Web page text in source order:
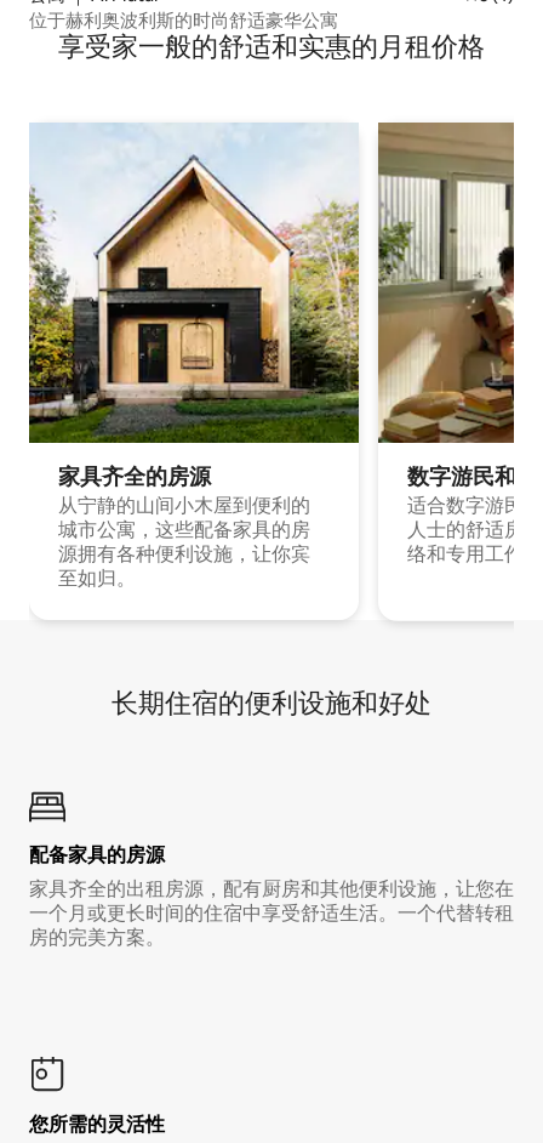
位于赫利奥波利斯的时尚舒适豪华公寓
享受家一般的舒适和实惠的月租价格
家具齐全的房源
从宁静的山间小木屋到便利的
城市公寓，这些配备家具的房
源拥有各种便利设施，让你宾
至如归。
数字游民和
适合数字游民
人士的舒适房
络和专用工作
长期住宿的便利设施和好处
配备家具的房源
家具齐全的出租房源，配有厨房和其他便利设施，让您在
一个月或更长时间的住宿中享受舒适生活。一个代替转租
房的完美方案。
您所需的灵活性